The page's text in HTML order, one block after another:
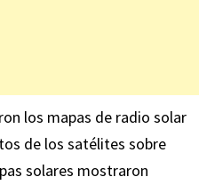
los mapas de radio solar
de los satélites sobre
solares mostraron